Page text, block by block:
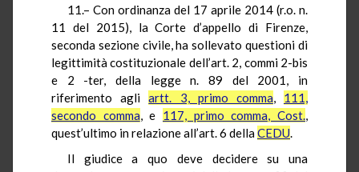
11.– Con ordinanza del 17 aprile 2014 (r.o. n.
11 del 2015), la Corte d’appello di Firenze,
seconda sezione civile, ha sollevato questioni di
legittimità costituzionale dell’art. 2, commi 2-bis
e 2 -ter, della legge n. 89 del 2001, in
riferimento agliartt. 3, primo comma, 111,
secondo comma, e 117, primo comma, Cost.,
quest’ultimo in relazione all’art. 6 dellaCEDU.
Il giudice a quo deve decidere su una